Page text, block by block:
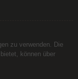
zu verwenden. Die
können über